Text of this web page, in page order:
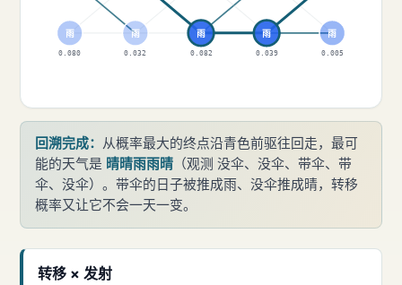
雨
0.080
雨
0.032
雨
0.082
雨
0.039
雨
0.005
回溯完成： 从概率最大的终点沿青色前驱往回走，最可
能的天气是 晴晴雨雨晴 （观测 没伞、没伞、带伞、带
伞、没伞）。带伞的日子被推成雨、没伞推成晴，转移
概率又让它不会一天一变。
转移 × 发射